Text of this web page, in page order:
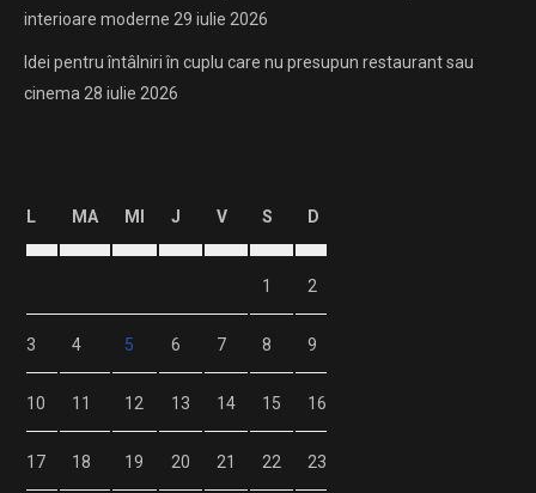
interioare moderne 29 iulie 2026
Idei pentru întâlniri în cuplu care nu presupun restaurant sau
cinema28 iulie 2026
L MA MI J V S D
1 2
3 4 5 6 7 8 9
10 11 12 13 14 15 16
17 18 19 20 21 22 23